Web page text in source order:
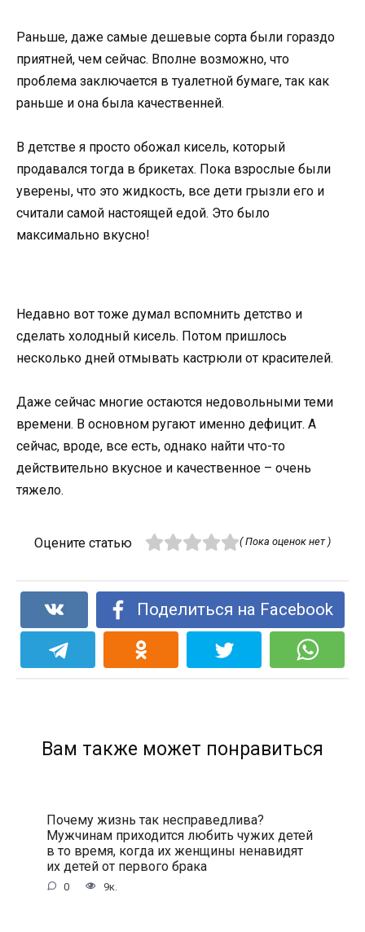
Раньше, даже самые дешевые сорта были гораздо
приятней, чем сейчас. Вполне возможно, что
проблема заключается в туалетной бумаге, так как
раньше и она была качественней.
В детстве я просто обожал кисель, который
продавался тогда в брикетах. Пока взрослые были
уверены, что это жидкость, все дети грызли его и
считали самой настоящей едой. Это было
максимально вкусно!
Недавно вот тоже думал вспомнить детство и
сделать холодный кисель. Потом пришлось
несколько дней отмывать кастрюли от красителей.
Даже сейчас многие остаются недовольными теми
времени. В основном ругают именно дефицит. А
сейчас, вроде, все есть, однако найти что-то
действительно вкусное и качественное – очень
тяжело.
Оцените статью ( Пока оценок нет )
Поделиться на Facebook
Вам также может понравиться
Почему жизнь так несправедлива?
Мужчинам приходится любить чужих детей
в то время, когда их женщины ненавидят
их детей от первого брака
0 9к.